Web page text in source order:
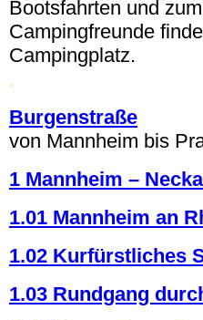
Bootsfahrten und
Campingfreunde
Campingplatz.
,
Burgenstraße
von Mannheim bis
1 Mannheim –
1.01 Mannheim an
1.02 Kurfürstliches
1.03 Rundgang